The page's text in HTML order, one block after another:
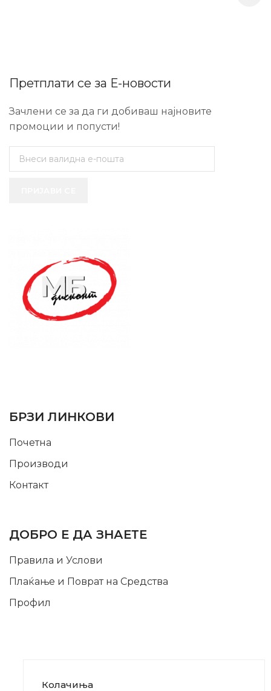
Претплати се за Е-новости
Зачлени се за да ги добиваш најновите
промоции и попусти!
БРЗИ ЛИНКОВИ
Почетна
Производи
Контакт
ДОБРО Е ДА ЗНАЕТЕ
Правила и Услови
Плаќање и Поврат на Средства
Профил
Колачиња